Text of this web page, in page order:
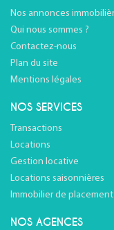
Nos annonces
Qui nous sommes ?
Contactez-nous
Plan du site
Mentions légales
NOS SERVICES
Transactions
Locations
Gestion locative
Locations saisonnières
Immobilier de placement
NOS AGENCES